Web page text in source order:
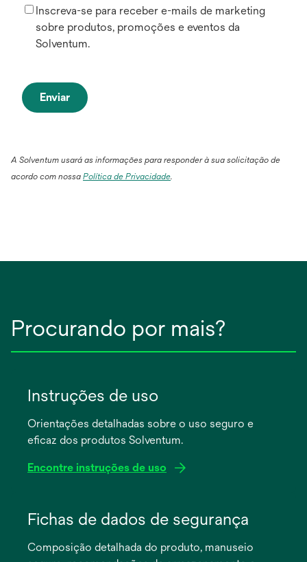
Inscreva-se para receber e-mails de marketing
sobre produtos, promoções e eventos da
Solventum.
Enviar
A Solventum usará as informações para responder à sua solicitação de
acordo com nossa Política de Privacidade.
Procurando por mais?
Instruções de uso
Orientações detalhadas sobre o uso seguro e
eficaz dos produtos Solventum.
Encontre instruções de uso
nova
Fichas de dados de segurança
Composição detalhada do produto, manuseio